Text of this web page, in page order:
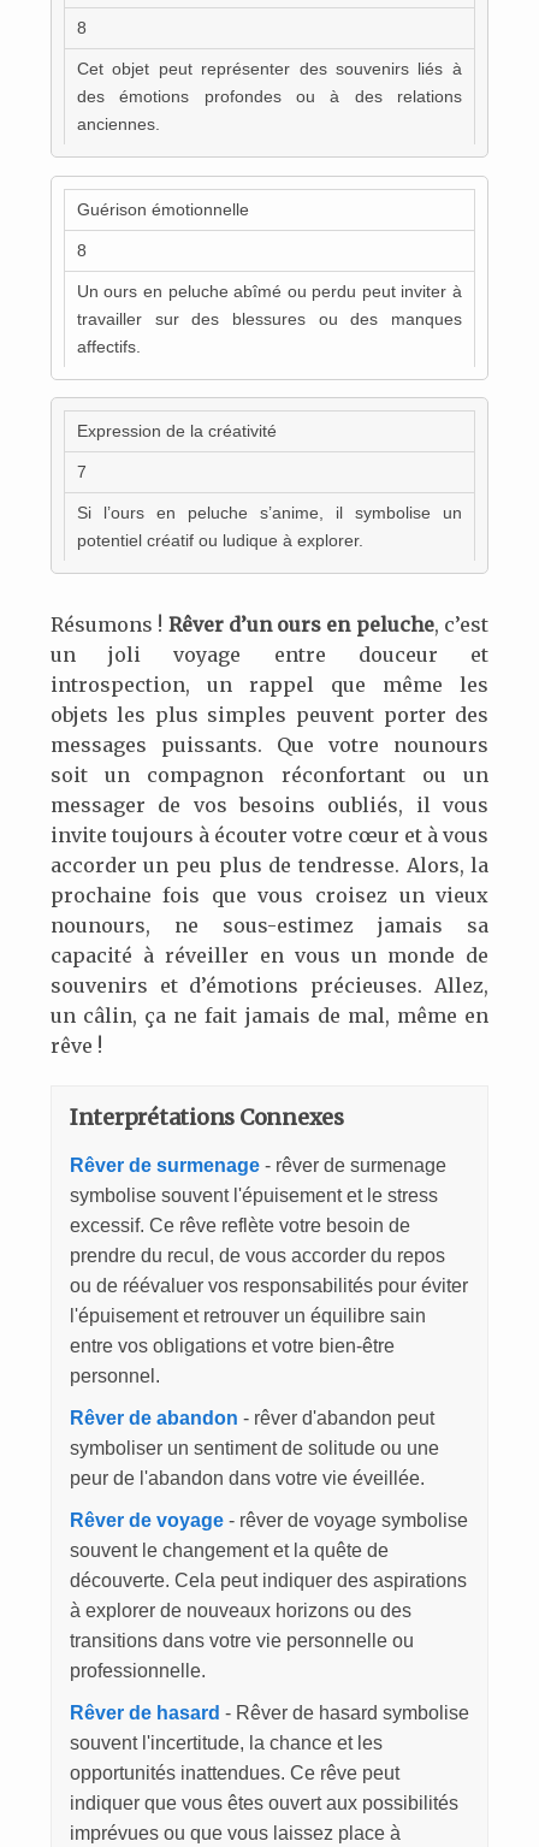
8
Cet objet peut représenter des souvenirs liés à
des émotions profondes ou à des relations
anciennes.
Guérison émotionnelle
8
Un ours en peluche abîmé ou perdu peut inviter à
travailler sur des blessures ou des manques
affectifs.
Expression de la créativité
7
Si l’ours en peluche s’anime, il symbolise un
potentiel créatif ou ludique à explorer.
Résumons ! Rêver d’un ours en peluche, c’est
un joli voyage entre douceur et
introspection, un rappel que même les
objets les plus simples peuvent porter des
messages puissants. Que votre nounours
soit un compagnon réconfortant ou un
messager de vos besoins oubliés, il vous
invite toujours à écouter votre cœur et à vous
accorder un peu plus de tendresse. Alors, la
prochaine fois que vous croisez un vieux
nounours, ne sous-estimez jamais sa
capacité à réveiller en vous un monde de
souvenirs et d’émotions précieuses. Allez,
un câlin, ça ne fait jamais de mal, même en
rêve !
Interprétations Connexes
Rêver de surmenage- rêver de surmenage
symbolise souvent l'épuisement et le stress
excessif. Ce rêve reflète votre besoin de
prendre du recul, de vous accorder du repos
ou de réévaluer vos responsabilités pour éviter
l'épuisement et retrouver un équilibre sain
entre vos obligations et votre bien-être
personnel.
Rêver de abandon - rêver d'abandon peut
symboliser un sentiment de solitude ou une
peur de l'abandon dans votre vie éveillée.
Rêver de voyage- rêver de voyage symbolise
souvent le changement et la quête de
découverte. Cela peut indiquer des aspirations
à explorer de nouveaux horizons ou des
transitions dans votre vie personnelle ou
professionnelle.
Rêver de hasard - Rêver de hasard symbolise
souvent l'incertitude, la chance et les
opportunités inattendues. Ce rêve peut
indiquer que vous êtes ouvert aux possibilités
imprévues ou que vous laissez place à